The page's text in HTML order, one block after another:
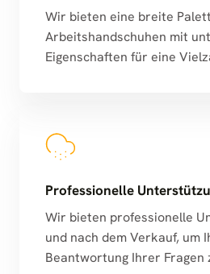
Wir bieten eine breite
Arbeitshandschuhen mit
Eigenschaften für eine
Professionelle
Wir bieten professionelle
und nach dem Verkauf, um
Beantwortung Ihrer Fragen